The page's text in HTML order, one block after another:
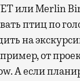
или Merlin
птиц по
на
от
А если